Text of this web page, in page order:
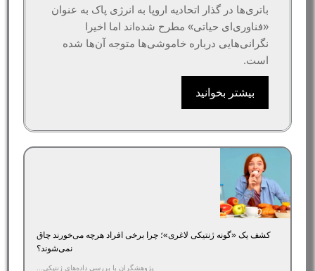
باتری‌ها در گذار اتحادیه اروپا به انرژی پاک به عنوان
«فناوری‌ای حیاتی» مطرح شده‌اند اما اخیرا
نگرانی‌هایی درباره خاموشی‌ها متوجه آن‌ها شده
است.
بیشتر بخوانید
کشف یک «گونه ژنتیکی لاغری»؛ چرا برخی افراد هرچه می‌خورند چاق
نمی‌شوند؟
پژوهشگران با بررسی داده‌های ژنتیکی...